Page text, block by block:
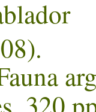
320